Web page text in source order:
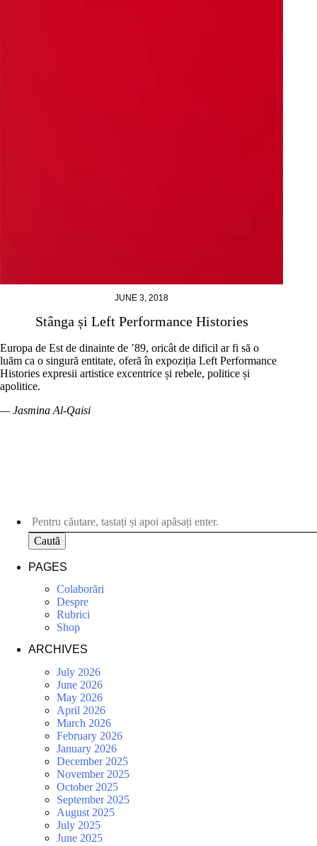
JUNE 3, 2018
Stânga și Left Performance Histories
Europa de Est de dinainte de ’89, oricât de dificil ar fi să o
luăm ca o singură entitate, oferă în expoziția Left Performance
Histories expresii artistice excentrice și rebele, politice și
apolitice.
— Jasmina Al-Qaisi
Caută
PAGES
Colaborări
Despre
Rubrici
Shop
ARCHIVES
July 2026
June 2026
May 2026
April 2026
March 2026
February 2026
January 2026
December 2025
November 2025
October 2025
September 2025
August 2025
July 2025
June 2025